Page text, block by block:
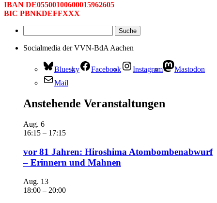
IBAN DE05500100600015962605
BIC PBNKDEFFXXX
Socialmedia der VVN-BdA Aachen
Bluesky Facebook Instagram
Mastodon
Mail
Anstehende Veranstaltungen
Aug. 6
16:15 – 17:15
vor 81 Jahren: Hiroshima Atombombenabwurf
– Erinnern und Mahnen
Aug. 13
18:00 – 20:00